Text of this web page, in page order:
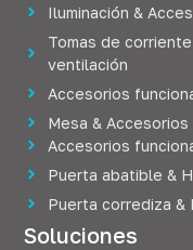
Iluminación &
Tomas de
ventilación
Accesorios
Mesa &
Accesorios
Puerta abatible &
Puerta corrediza
Soluciones